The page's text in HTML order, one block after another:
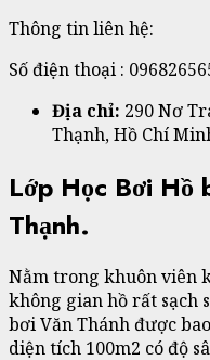
Thông tin liên hệ:
Số điện thoại :
Địa chỉ: 290 Nơ
Thạnh, Hồ Chí
Lớp Học Bơi Hồ
Thạnh.
Nằm trong khuôn viên
không gian hồ rất sạch
bơi Văn Thánh được
diện tích 100m2 có độ